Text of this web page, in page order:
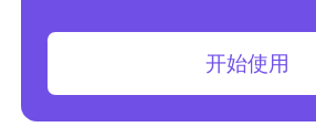
开始使用